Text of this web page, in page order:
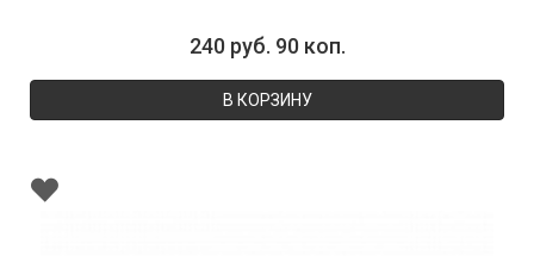
240 руб. 90 коп.
В КОРЗИНУ